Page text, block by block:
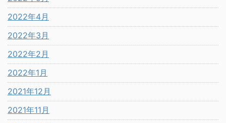
2022年4月
2022年3月
2022年2月
2022年1月
2021年12月
2021年11月